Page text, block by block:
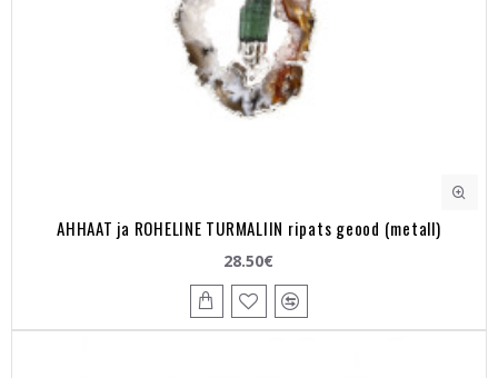
AHHAAT ja ROHELINE TURMALIIN ripats geood (metall)
28.50€